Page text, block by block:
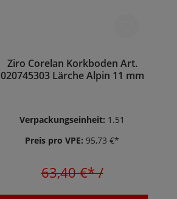
Ziro Corelan Korkboden Art.
020745303 Lärche Alpin 11 mm
Verpackungseinheit: 1.51
Preis pro VPE: 95,73 €*
63,40 €*/